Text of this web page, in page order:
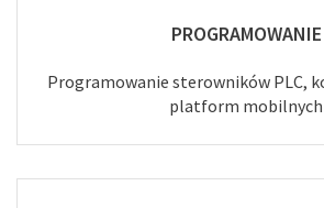
PROGRAMOWANIE
Programowanie sterowników PLC,
platform mobilnych